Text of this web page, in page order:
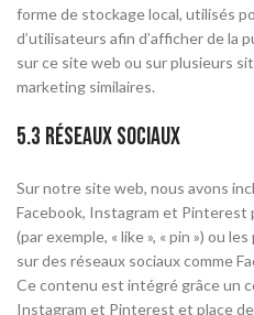
forme de stockage local, utilisés
d’utilisateurs afin d’afficher de la
sur ce site web ou sur plusieurs
marketing similaires.
5.3 Réseaux sociaux
Sur notre site web, nous avons
Facebook, Instagram et Pinterest
(par exemple, « like », « pin ») ou
sur des réseaux sociaux comme
Ce contenu est intégré grâce un
Instagram et Pinterest et place